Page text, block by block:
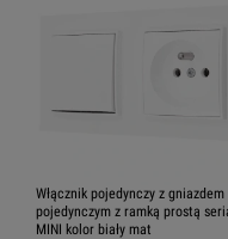
Włącznik pojedynczy z gniazdem
pojedynczym z ramką prostą
MINI kolor biały mat